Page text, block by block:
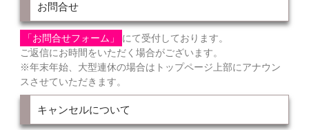
お問合せ
「お問合せフォーム」
にて受付しております。
ご返信にお時間をいただく場合がございます。
※年末年始、大型連休の場合はトップページ上部にアナウン
スさせていただきます。
キャンセルについて